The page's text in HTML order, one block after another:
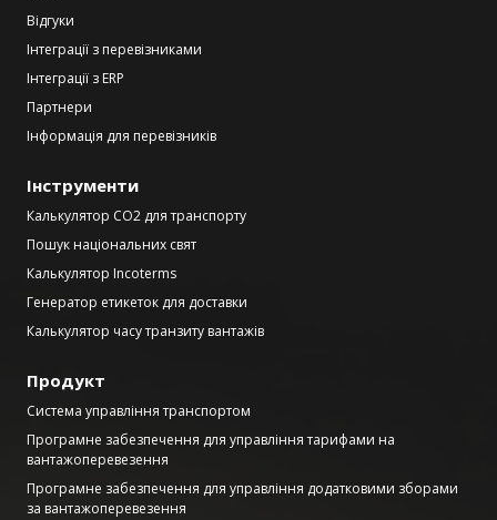
Відгуки
Інтеграції з перевізниками
Інтеграції з ERP
Партнери
Інформація для перевізників
Інструменти
Калькулятор CO2 для транспорту
Пошук національних свят
Калькулятор Incoterms
Генератор етикеток для доставки
Калькулятор часу транзиту вантажів
Продукт
Система управління транспортом
Програмне забезпечення для управління тарифами на
вантажоперевезення
Програмне забезпечення для управління додатковими зборами
за вантажоперевезення